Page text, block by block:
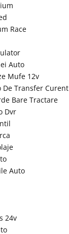
Race
Auto
Mufe 12v
De Transfer Curent
Bare Tractare
Dvr
Auto
24v